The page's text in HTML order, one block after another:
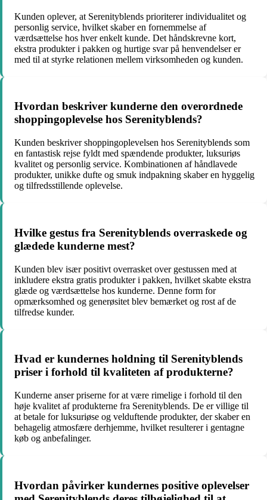
Kunden oplever, at Serenityblends prioriterer individualitet og
personlig service, hvilket skaber en fornemmelse af
værdsættelse hos hver enkelt kunde. Det håndskrevne kort,
ekstra produkter i pakken og hurtige svar på henvendelser er
med til at styrke relationen mellem virksomheden og kunden.
Hvordan beskriver kunderne den overordnede
shoppingoplevelse hos Serenityblends?
Kunden beskriver shoppingoplevelsen hos Serenityblends som
en fantastisk rejse fyldt med spændende produkter, luksuriøs
kvalitet og personlig service. Kombinationen af håndlavede
produkter, unikke dufte og smuk indpakning skaber en hyggelig
og tilfredsstillende oplevelse.
Hvilke gestus fra Serenityblends overraskede og
glædede kunderne mest?
Kunden blev især positivt overrasket over gestussen med at
inkludere ekstra gratis produkter i pakken, hvilket skabte ekstra
glæde og værdsættelse hos kunderne. Denne form for
opmærksomhed og generøsitet blev bemærket og rost af de
tilfredse kunder.
Hvad er kundernes holdning til Serenityblends
priser i forhold til kvaliteten af produkterne?
Kunderne anser priserne for at være rimelige i forhold til den
høje kvalitet af produkterne fra Serenityblends. De er villige til
at betale for luksuriøse og velduftende produkter, der skaber en
behagelig atmosfære derhjemme, hvilket resulterer i gentagne
køb og anbefalinger.
Hvordan påvirker kundernes positive oplevelser